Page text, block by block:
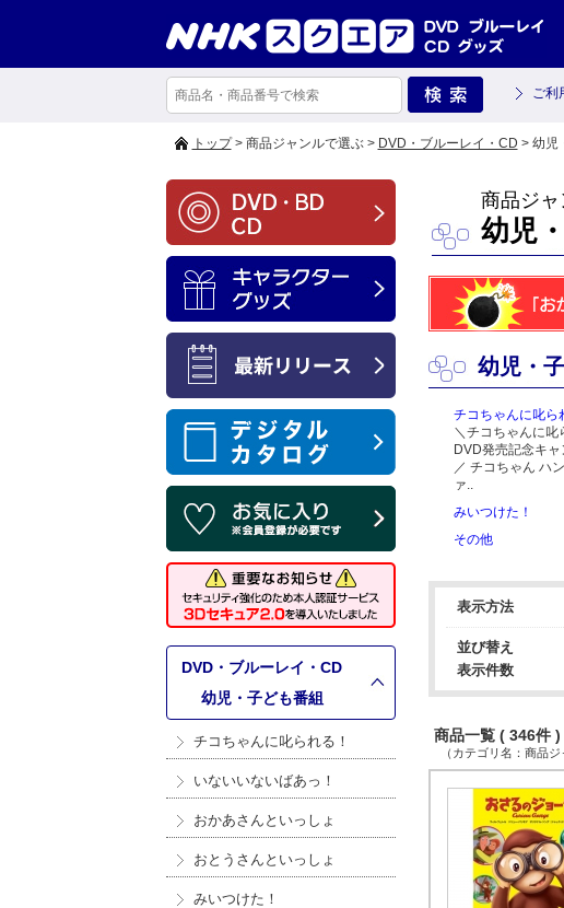
ご利
トップ> 商品ジャンルで選ぶ > DVD・ブルーレイ・CD > 幼児
DVD・ブルーレイ・CD
幼児・子ども番組
チコちゃんに叱られる！
いないいないばあっ！
おかあさんといっしょ
おとうさんといっしょ
みいつけた！
商品ジ
幼児
幼児・
チコちゃんに叱ら
＼チコちゃんに叱
DVD発売記念キャ
／ チコちゃん ハ
ァ..
みいつけた！
その他
表示方法
並び替え
表示件数
商品一覧 ( 346件 )
（カテゴリ名：商品ジ